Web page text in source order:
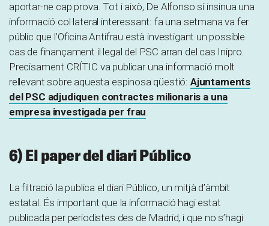
aportar-ne cap prova. Tot i això, De Alfonso sí insinua una
informació col·lateral interessant: fa una setmana va fer
públic que l’Oficina Antifrau està investigant un possible
cas de finançament il·legal del PSC arran del cas Inipro.
Precisament CRÍTIC va publicar una informació molt
rellevant sobre aquesta espinosa qüestió: Ajuntaments
del PSC adjudiquen contractes milionaris a una
empresa investigada per frau.
6) El paper del diari Público
La filtració la publica el diari Público, un mitjà d’àmbit
estatal. És important que la informació hagi estat
publicada per periodistes des de Madrid, i que no s’hagi